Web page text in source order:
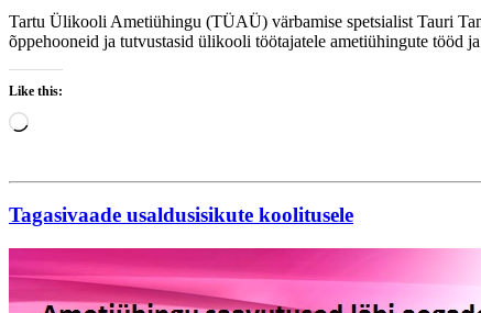
Tartu Ülikooli Ametiühingu (TÜAÜ) värbamise spetsialist Tauri
õppehooneid ja tutvustasid ülikooli töötajatele ametiühingute tööd
Like this:
Loading…
Tagasivaade usaldusisikute koolitusele